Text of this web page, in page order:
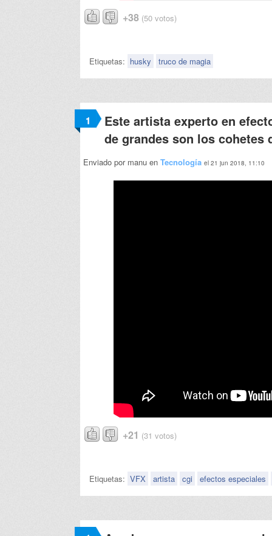
+38 (50 votos)
Etiquetas: husky truco de magia
1
Este artista experto en
de grandes son los cohetes
Enviado por manu en Tecnología el 21 jun 2018, 11:10
+21 (31 votos)
Etiquetas: VFX artista cgi efectos especiales